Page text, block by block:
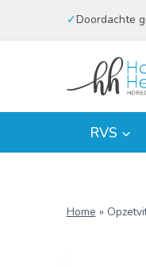
Doordachte
RVS
Home »